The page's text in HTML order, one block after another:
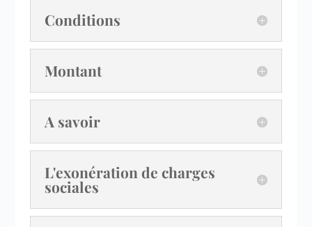
Conditions
Montant
A savoir
L'exonération de charges
sociales